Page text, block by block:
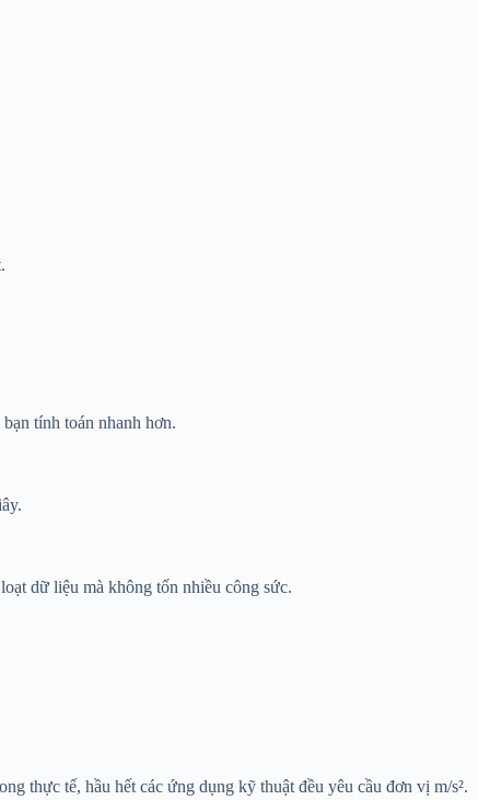
tính toán nhanh hơn.
dữ liệu mà không tốn nhiều công sức.
thực tế, hầu hết các ứng dụng kỹ thuật đều yêu cầu đơn vị m/s².